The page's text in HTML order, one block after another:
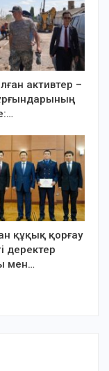
активтер –
құқық қорғау
деректер
мен…